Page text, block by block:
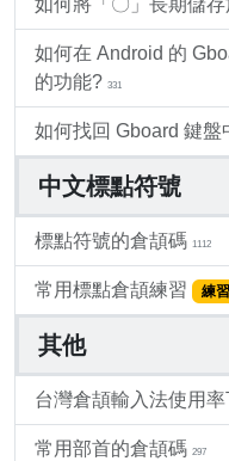
如何將「〇」長期儲
如何在 Android 的
的功能? 331
如何找回 Gboard 鍵
中文標點符號
標點符號的倉頡碼 1112
常用標點倉頡練習 練習
其他
台灣倉頡輸入法使用
常用部首的倉頡碼 297